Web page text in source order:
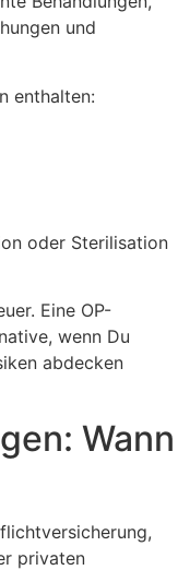
und
enthalten:
oder Sterilisation
Eine OP-
wenn Du
abdecken
Wann
privaten